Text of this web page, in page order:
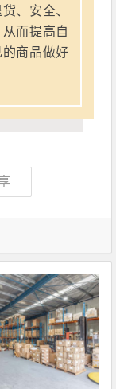
、安全、
而提高自
商品做好